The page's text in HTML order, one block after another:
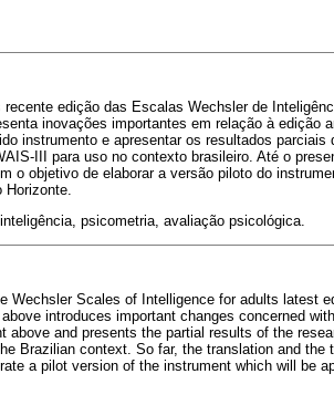
edição das Escalas Wechsler de
inovações importantes em relação à edição
instrumento e apresentar os resultados
III para uso no contexto brasileiro. Até o
o objetivo de elaborar a versão piloto do
Horizonte.
psicometria, avaliação psicológica.
Wechsler Scales of Intelligence for adults latest
introduces important changes concerned
above and presents the partial results of the
Brazilian context. So far, the translation and
a pilot version of the instrument which will be